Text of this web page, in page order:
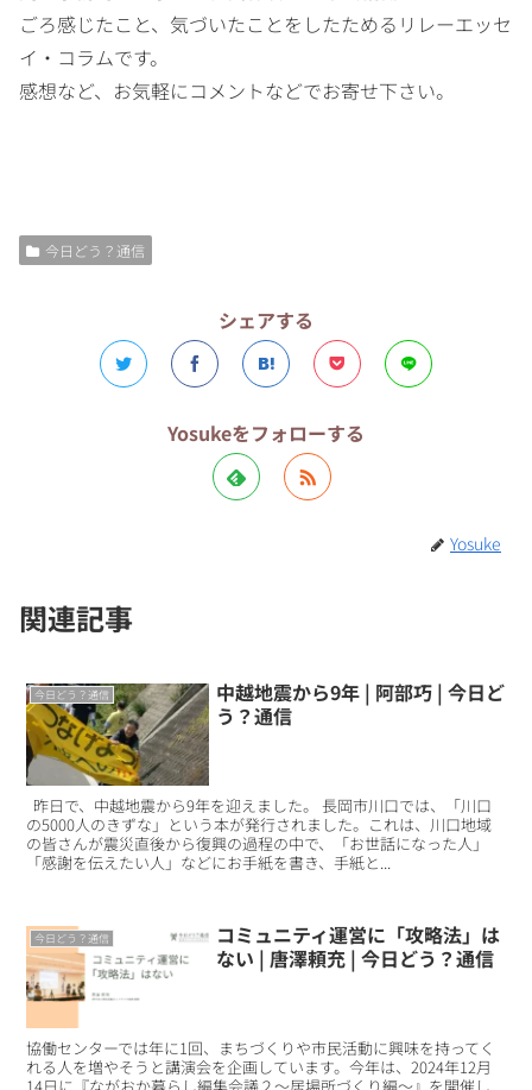
ごろ感じたこと、気づいたことをしたためるリレーエッセ
イ・コラムです。
感想など、お気軽にコメントなどでお寄せ下さい。
今日どう？通信
シェアする
Yosukeをフォローする
Yosuke
関連記事
今日どう？通信
中越地震から9年 | 阿部巧 | 今日ど
う？通信
昨日で、中越地震から9年を迎えました。 長岡市川口では、「川口
の5000人のきずな」という本が発行されました。これは、川口地域
の皆さんが震災直後から復興の過程の中で、「お世話になった人」
「感謝を伝えたい人」などにお手紙を書き、手紙と...
今日どう？通信
コミュニティ運営に「攻略法」は
ない | 唐澤頼充 | 今日どう？通信
協働センターでは年に1回、まちづくりや市民活動に興味を持ってく
れる人を増やそうと講演会を企画しています。今年は、2024年12月